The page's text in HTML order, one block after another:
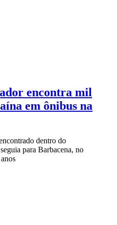
encontra mil
em ônibus na
dentro do
para Barbacena, no